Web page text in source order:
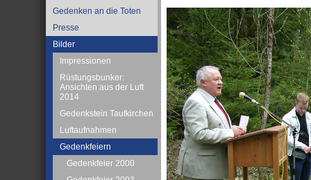
Gedenken an die Toten
Presse
Bilder
Impressionen
Rüstungsbunker:
Ansichten aus der Luft
2014
Gedenkstein Taufkirchen
Luftaufnahmen
Gedenkfeiern
Gedenkfeier 2000